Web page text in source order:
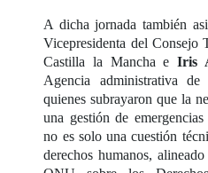
A dicha jornada también
Vicepresidenta del
Castilla la Mancha e Iris
Agencia administrativa
quienes subrayaron que la
una gestión de
no es solo una cuestión
derechos humanos,